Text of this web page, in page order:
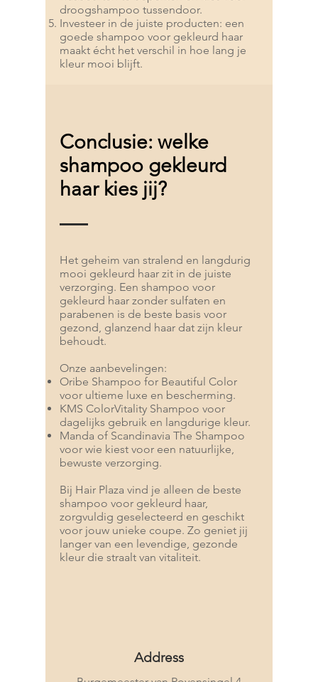
droogshampoo tussendoor.
Investeer in de juiste producten: een
goede shampoo voor gekleurd haar
maakt écht het verschil in hoe lang je
kleur mooi blijft.
Conclusie: welke
shampoo gekleurd
haar kies jij?
Het geheim van stralend en langdurig
mooi gekleurd haar zit in de juiste
verzorging. Een shampoo voor
gekleurd haar zonder sulfaten en
parabenen is de beste basis voor
gezond, glanzend haar dat zijn kleur
behoudt.
Onze aanbevelingen:
Oribe Shampoo for Beautiful Color
voor ultieme luxe en bescherming.
KMS ColorVitality Shampoo voor
dagelijks gebruik en langdurige kleur.
Manda of Scandinavia The Shampoo
voor wie kiest voor een natuurlijke,
bewuste verzorging.
Bij Hair Plaza vind je alleen de beste
shampoo voor gekleurd haar,
zorgvuldig geselecteerd en geschikt
voor jouw unieke coupe. Zo geniet jij
langer van een levendige, gezonde
kleur die straalt van vitaliteit.
Address